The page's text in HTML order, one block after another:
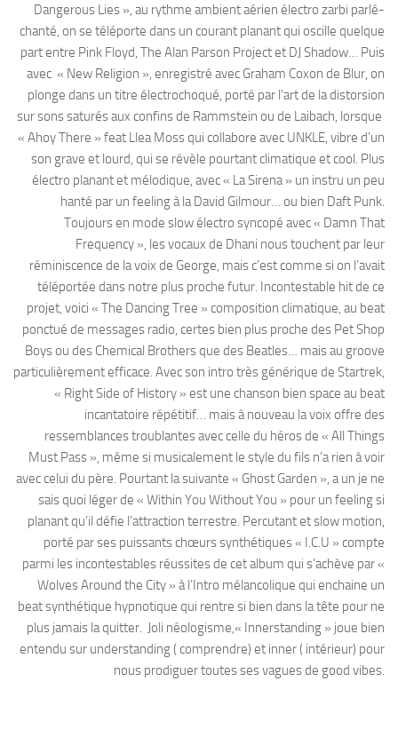
Dangerous Lies », au rythme ambient aérien électro zarbi parlé-
chanté, on se téléporte dans un courant planant qui oscille quelque
part entre Pink Floyd, The Alan Parson Project et DJ Shadow… Puis
avec « New Religion », enregistré avec Graham Coxon de Blur, on
plonge dans un titre électrochoqué, porté par l’art de la distorsion
sur sons saturés aux confins de Rammstein ou de Laibach, lorsque
« Ahoy There » feat Llea Moss qui collabore avec UNKLE, vibre d’un
son grave et lourd, qui se révèle pourtant climatique et cool. Plus
électro planant et mélodique, avec « La Sirena » un instru un peu
hanté par un feeling à la David Gilmour… ou bien Daft Punk.
Toujours en mode slow électro syncopé avec « Damn That
Frequency », les vocaux de Dhani nous touchent par leur
réminiscence de la voix de George, mais c’est comme si on l’avait
téléportée dans notre plus proche futur. Incontestable hit de ce
projet, voici « The Dancing Tree » composition climatique, au beat
ponctué de messages radio, certes bien plus proche des Pet Shop
Boys ou des Chemical Brothers que des Beatles… mais au groove
particulièrement efficace. Avec son intro très générique de Startrek,
« Right Side of History » est une chanson bien space au beat
incantatoire répétitif… mais à nouveau la voix offre des
ressemblances troublantes avec celle du héros de « All Things
Must Pass », même si musicalement le style du fils n’a rien à voir
avec celui du père. Pourtant la suivante « Ghost Garden », a un je ne
sais quoi léger de « Within You Without You » pour un feeling si
planant qu’il défie l’attraction terrestre. Percutant et slow motion,
porté par ses puissants chœurs synthétiques « I.C.U » compte
parmi les incontestables réussites de cet album qui s’achève par «
Wolves Around the City » à l’Intro mélancolique qui enchaine un
beat synthétique hypnotique qui rentre si bien dans la tête pour ne
plus jamais la quitter. Joli néologisme,« Innerstanding » joue bien
entendu sur understanding ( comprendre) et inner ( intérieur) pour
nous prodiguer toutes ses vagues de good vibes.